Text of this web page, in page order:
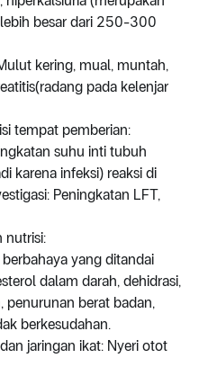
besar dari 250-300
kering, mual, muntah,
pada kelenjar
tempat pemberian:
suhu inti tubuh
karena infeksi) reaksi di
Peningkatan LFT,
nutrisi:
yang ditandai
dalam darah, dehidrasi,
penurunan berat badan,
berkesudahan.
jaringan ikat: Nyeri otot